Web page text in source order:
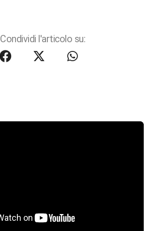
Condividi l'articolo su: